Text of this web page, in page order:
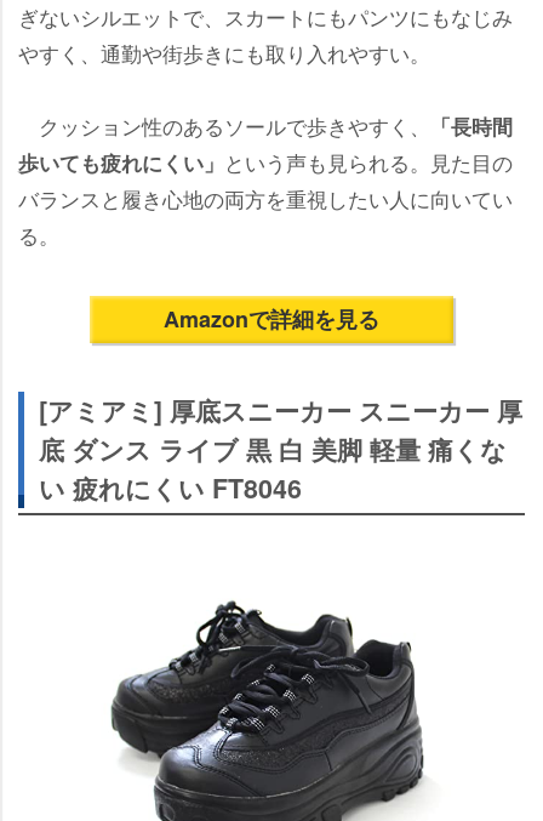
ぎないシルエットで、スカートにもパンツにもなじみ
すく、通勤や街歩きにも取り入れやすい。
クッション性のあるソールで歩きやすく、
「長時間
歩いても疲れにくい」 という声も見られる。見た目の
バランスと履き心地の両方を重視したい人に向いてい
る。
Amazonで詳細を見る
[アミアミ] 厚底スニーカー スニーカー 厚
底 ダンス ライブ 黒 白 美脚 軽量 痛くな
い 疲れにくい FT8046